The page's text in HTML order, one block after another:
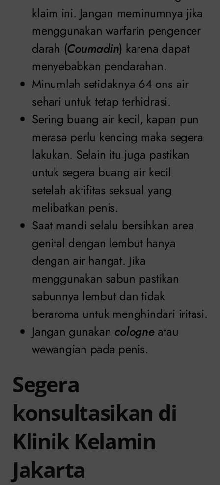
klaim ini. Jangan meminumnya jika
menggunakan warfarin pengencer
darah (Coumadin) karena dapat
menyebabkan pendarahan.
Minumlah setidaknya 64 ons air
sehari untuk tetap terhidrasi.
Sering buang air kecil, kapan pun
merasa perlu kencing maka segera
lakukan. Selain itu juga pastikan
untuk segera buang air kecil
setelah aktifitas seksual yang
melibatkan penis.
Saat mandi selalu bersihkan area
genital dengan lembut hanya
dengan air hangat. Jika
menggunakan sabun pastikan
sabunnya lembut dan tidak
beraroma untuk menghindari iritasi.
Jangan gunakan cologneatau
wewangian pada penis.
Segera
konsultasikan di
Klinik Kelamin
Jakarta